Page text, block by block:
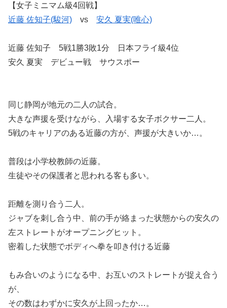
【女子ミニマム級4回戦】
近藤 佐知子(駿河) vs 安久 夏実(唯心)
近藤 佐知子 5戦1勝3敗1分 日本フライ級4位
安久 夏実 デビュー戦 サウスポー
同じ静岡が地元の二人の試合。
大きな声援を受けながら、入場する女子ボクサー二人。
5戦のキャリアのある近藤の方が、声援が大きいか…。
普段は小学校教師の近藤。
生徒やその保護者と思われる客も多い。
距離を測り合う二人。
ジャブを刺し合う中、前の手が絡まった状態からの安久の
左ストレートがオープニングヒット。
密着した状態でボディへ拳を叩き付ける近藤
もみ合いのようになる中、お互いのストレートが捉え合う
が、
その数はわずかに安久が上回ったか…。